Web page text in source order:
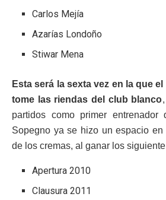
Carlos Mejía
Azarías Londoño
Stiwar Mena
Esta será la sexta vez en la que
tome las riendas del club blanco
partidos como primer entrenador
Sopegno ya se hizo un espacio
de los cremas, al ganar los
Apertura 2010
Clausura 2011